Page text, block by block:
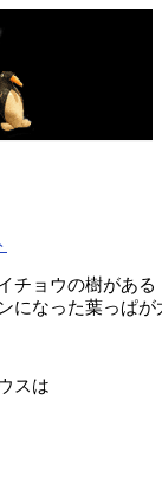
チョウの樹があ
になった葉っぱ
スは